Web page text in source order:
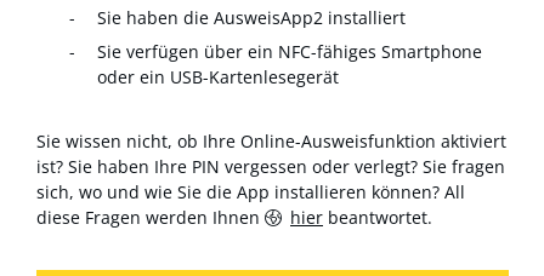
Sie haben die AusweisApp2 installiert
Sie verfügen über ein NFC-fähiges Smartphone
oder ein USB-Kartenlesegerät
Sie wissen nicht, ob Ihre Online-Ausweisfunktion aktiviert
ist? Sie haben Ihre PIN vergessen oder verlegt? Sie fragen
sich, wo und wie Sie die App installieren können? All
diese Fragen werden Ihnen
hier beantwortet.